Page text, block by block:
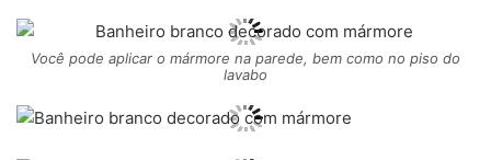
Você pode aplicar o mármore na parede, bem como no piso do
lavabo